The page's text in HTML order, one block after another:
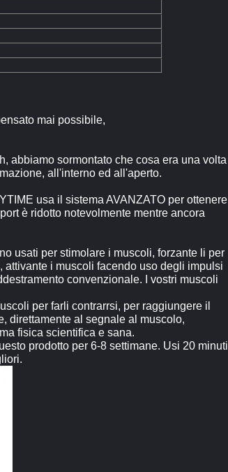
mai possibile,
abbiamo sormontato che cosa era una volta
all'interno ed all'aperto.
usa il sistema AVANZATO per ottenere
è ridotto notevolmente mentre ancora
usati per stimolare i muscoli, forzante li per
i muscoli facendo uso degli impulsi
convenzionale. I vostri muscoli
per farli contrarrsi, per raggiungere il
direttamente al segnale al muscolo,
fisica scientifica e sana.
prodotto per 6-8 settimane. Usi 20 minuti